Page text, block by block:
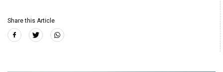
Share this Article